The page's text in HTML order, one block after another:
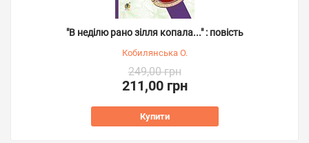
"В неділю рано зілля копала..." : повість
Кобилянська О.
249,00 грн
211,00 грн
Купити